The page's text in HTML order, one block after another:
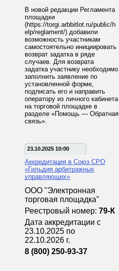
В новой редакции Регламента
площадки
(https://torgi.arbbitlot.ru/public/h
elp/reglament/) добавили
возможность участникам
самостоятельно инициировать
возврат задатка в ряде
случаев. Для возврата
задатка участнику необходимо
заполнить заявление по
установленной форме,
подписать его и направить
оператору из личного кабинета
на торговой площадке в
разделе «Помощь — Обратная
связь».
23.10.2025 10:00
Аккредитация в Союз СРО
«Гильдия арбитражных
управляющих»
ООО "Электронная
торговая площадка"
Реестровый номер: 79-К
Дата аккредитации с
23.10.2025 по
22.10.2026 г.
8 (800) 250-93-37